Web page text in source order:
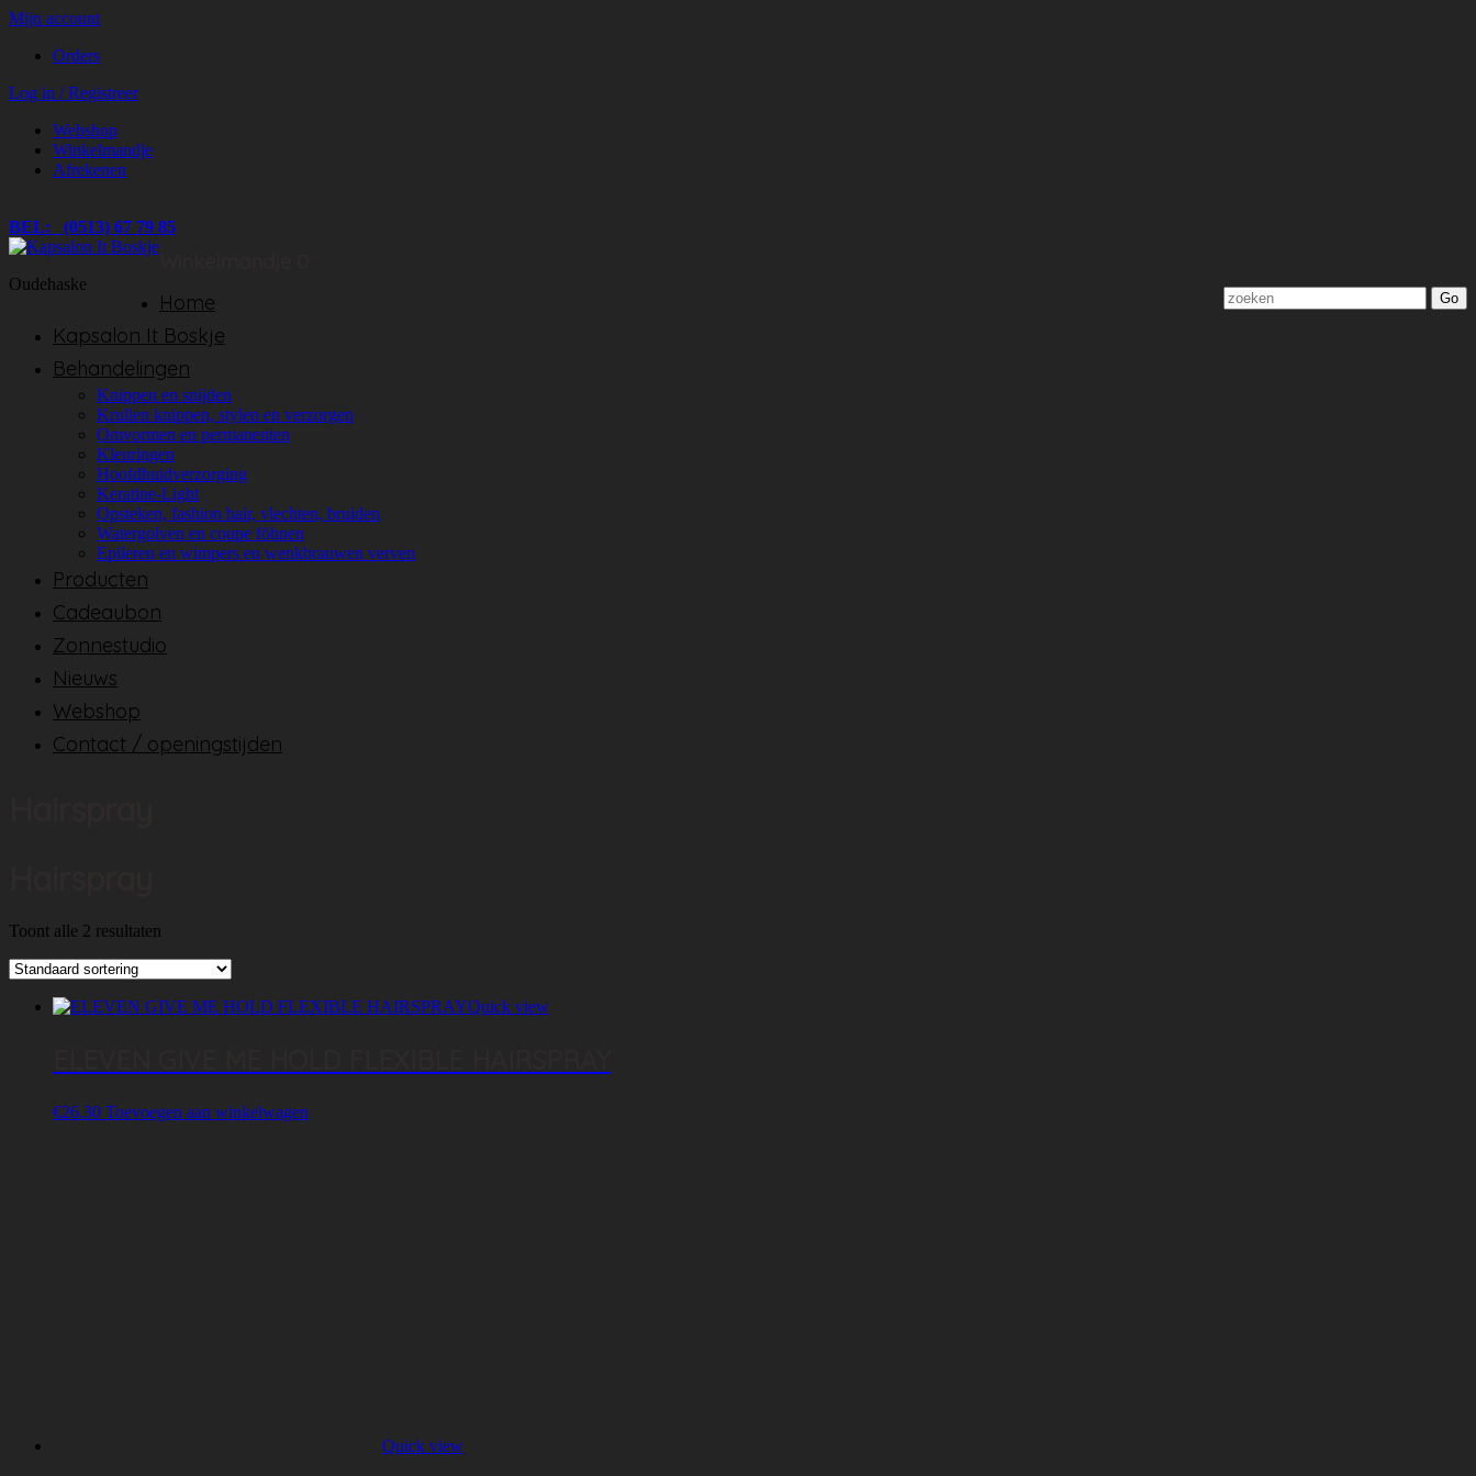
Mijn account
Orders
Log in / Registreer
Webshop
Winkelmandje
Afrekenen
BEL: (0513) 67 79 85
Oudehaske
Home
Kapsalon It Boskje
Behandelingen
Knippen en snijden
Krullen knippen, stylen en verzorgen
Omvormen en permanenten
Kleuringen
Hoofdhuidverzorging
Keratine-Light
Opsteken, fashion hair, vlechten, bruiden
Watergolven en coupe föhnen
Epileren en wimpers en wenkbrauwen verven
Producten
Cadeaubon
Zonnestudio
Nieuws
Webshop
Contact / openingstijden
Toont alle 2 resultaten
Quick view
€26.30 Toevoegen aan winkelwagen
Quick view